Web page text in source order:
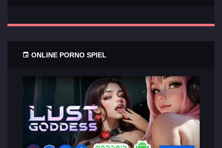
ONLINE PORNO SPIEL